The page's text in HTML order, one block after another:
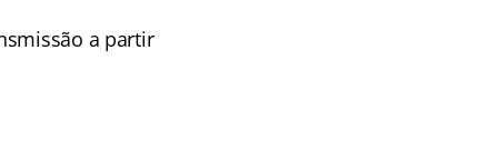
a partir